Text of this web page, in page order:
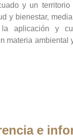
y un
y bienestar,
aplicación y
materia ambiental
e